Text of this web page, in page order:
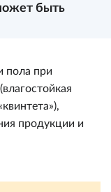
быть
пола при
продукции и